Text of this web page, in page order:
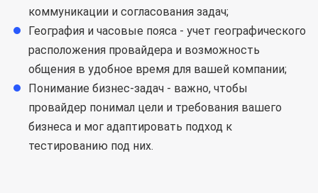
коммуникации и согласования задач;
География и часовые пояса - учет географического
расположения провайдера и возможность
общения в удобное время для вашей компании;
Понимание бизнес-задач - важно, чтобы
провайдер понимал цели и требования вашего
бизнеса и мог адаптировать подход к
тестированию под них.